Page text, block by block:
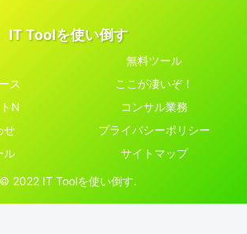
IT Toolを使い倒す
無料ツール
ス
ここが凄いぞ！
N
コンサル業務
せ
プライバシーポリシー
ル
サイトマップ
© 2022 IT Toolを使い倒す.